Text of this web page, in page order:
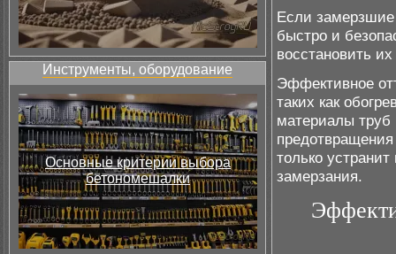
Инструменты, оборудование
Основные критерии выбора
бетономешалки
Если
быстро и
восстановить
Эффективное
таких как
материалы
только
замерзания.